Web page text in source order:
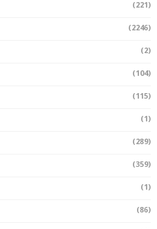
(221)
(2246)
(2)
(104)
(115)
(1)
(289)
(359)
(1)
(86)